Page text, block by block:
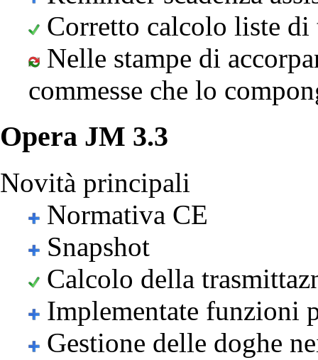
Corretto calcolo liste
Nelle stampe di
commesse che lo
Opera JM 3.3
Novità principali
Normativa CE
Snapshot
Calcolo della
Implementate funzioni
Gestione delle doghe